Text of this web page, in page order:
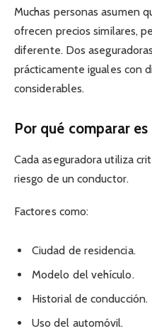
Muchas personas asumen
ofrecen precios similares,
diferente. Dos
prácticamente iguales con
considerables.
Por qué comparar
Cada aseguradora utiliza
riesgo de un conductor.
Factores como:
Ciudad de residencia.
Modelo del vehículo.
Historial de conducción.
Uso del automóvil.